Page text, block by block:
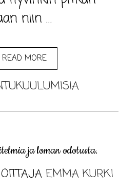
niin …
READ MORE
ja loman odotusta.
EMMA KURKI